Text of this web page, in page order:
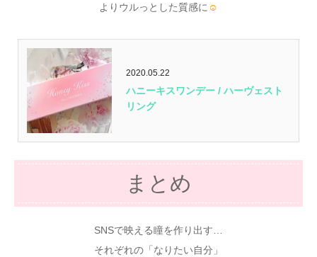
よりウルっとした質感に ☺
2020.05.22
ハニーキスワンデー / ハーヴェスト
リング
まとめ
SNSで映える瞳を作り出す…
それぞれの「なりたい自分」